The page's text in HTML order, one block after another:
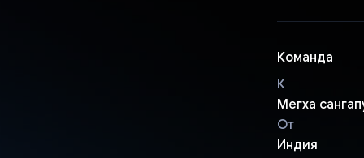
Команда
К
Мегха
От
Индия